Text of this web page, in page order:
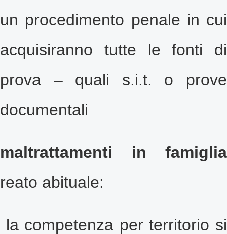
un procedimento penale in cui
acquisiranno tutte le fonti di
prova – quali s.i.t. o prove
documentali
maltrattamenti in famiglia
reato abituale:
la competenza perterritorio si